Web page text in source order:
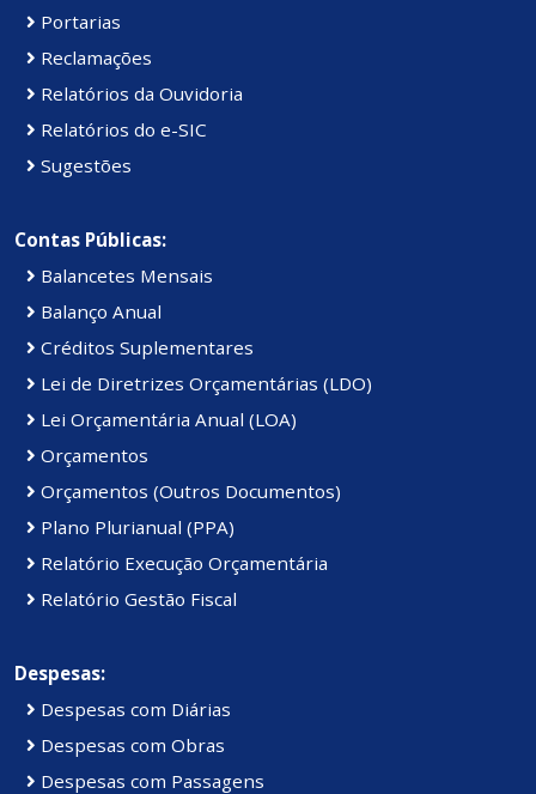
Portarias
Reclamações
Relatórios da Ouvidoria
Relatórios do e-SIC
Sugestões
Contas Públicas:
Balancetes Mensais
Balanço Anual
Créditos Suplementares
Lei de Diretrizes Orçamentárias (LDO)
Lei Orçamentária Anual (LOA)
Orçamentos
Orçamentos (Outros Documentos)
Plano Plurianual (PPA)
Relatório Execução Orçamentária
Relatório Gestão Fiscal
Despesas:
Despesas com Diárias
Despesas com Obras
Despesas com Passagens